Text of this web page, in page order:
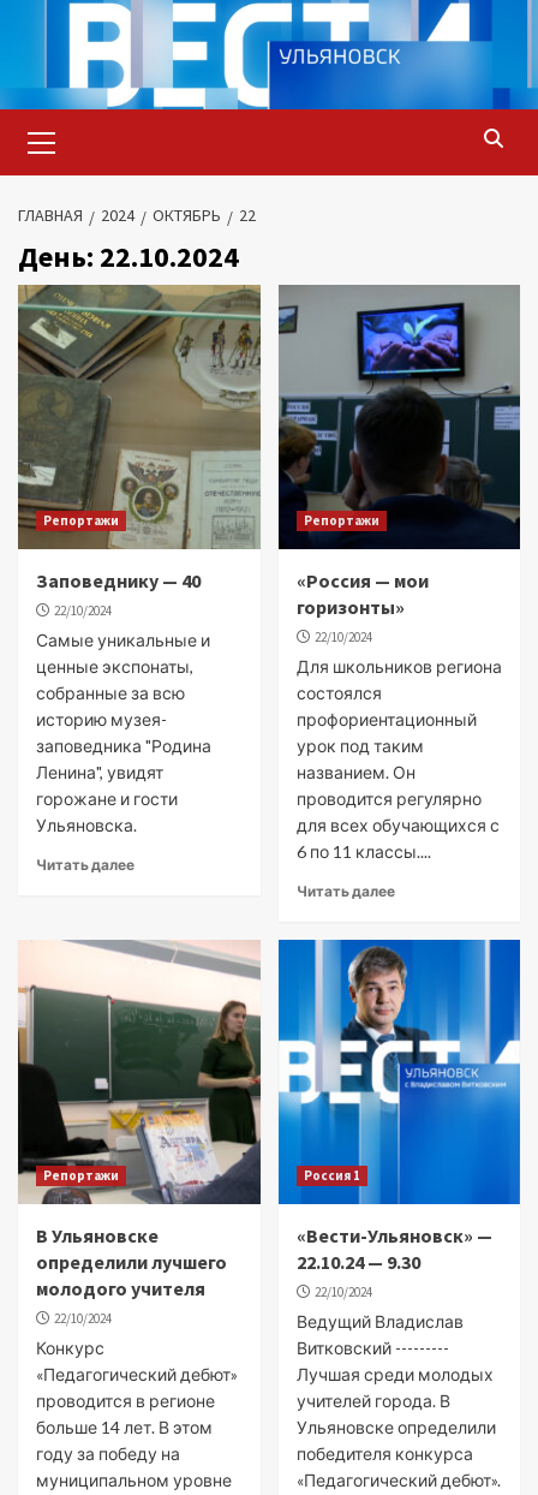
содержимому
меню
ГЛАВНАЯ 2024 ОКТЯБРЬ 22
День: 22.10.2024
Репортажи
Заповеднику — 40
22/10/2024
Самые уникальные и
ценные экспонаты,
собранные за всю
историю музея-
заповедника "Родина
Ленина", увидят
горожане и гости
Ульяновска.
Читать далее
Репортажи
«Россия — мои
горизонты»
22/10/2024
Для школьников региона
состоялся
профориентационный
урок под таким
названием. Он
проводится регулярно
для всех обучающихся с
6 по 11 классы....
Читать далее
Репортажи
В Ульяновске
определили лучшего
молодого учителя
22/10/2024
Конкурс
«Педагогический дебют»
проводится в регионе
больше 14 лет. В этом
году за победу на
муниципальном уровне
Россия 1
«Вести-Ульяновск» —
22.10.24 — 9.30
22/10/2024
Ведущий Владислав
Витковский ---------
Лучшая среди молодых
учителей города. В
Ульяновске определили
победителя конкурса
«Педагогический дебют».